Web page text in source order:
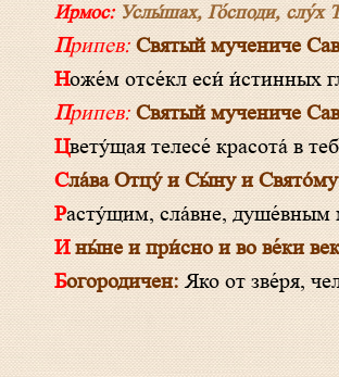
Ирмос:Услы́шах, Го́споди, слу́х
Припев: Святый мучениче
Ноже́м отсе́кл еси́ и́стинных
Припев: Святый мучениче
Цвету́щая телесе́ красота́ в
Сла́ва Отцу́ и Сы́ну и
Расту́щим, сла́вне, душе́вным
И ны́не и при́сно и во ве́ки
Богородичен:Яко от зве́ря,